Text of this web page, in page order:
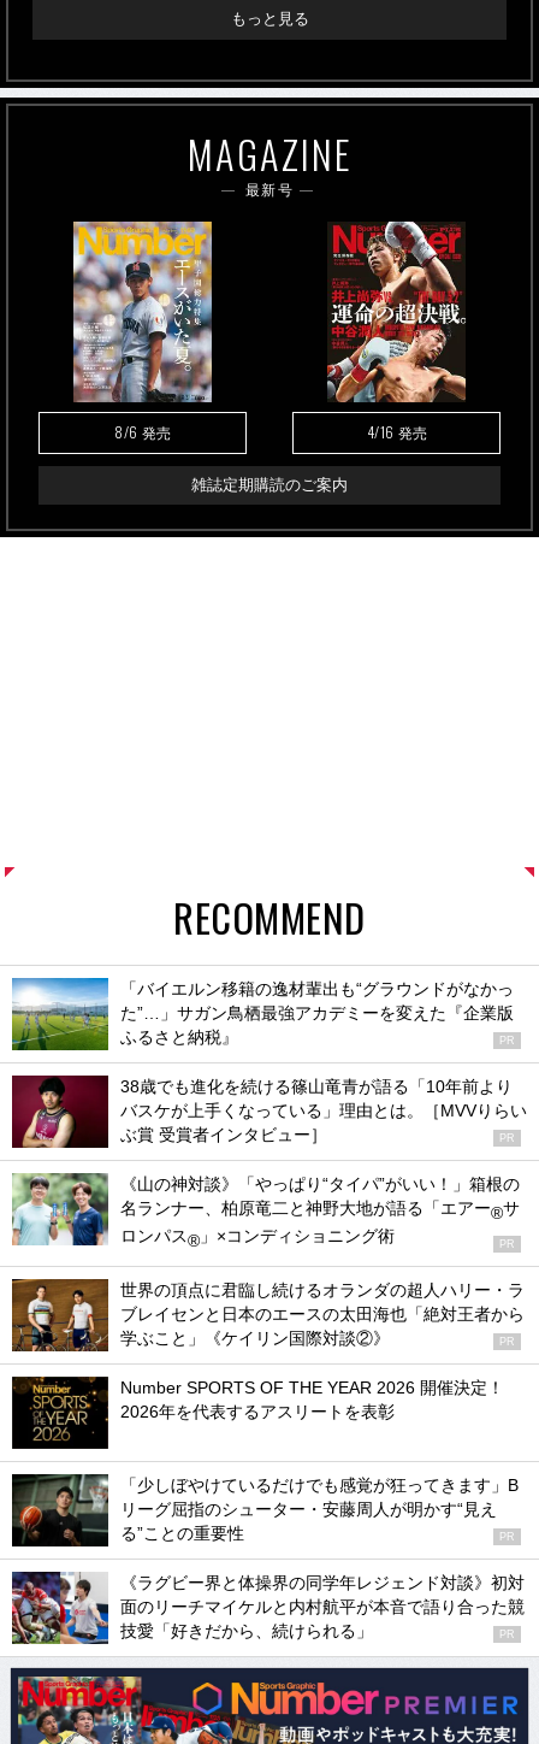
もっと見る
MAGAZINE
最新号
8/6 発売 4/16 発売
雑誌定期購読のご案内
RECOMMEND
「バイエルン移籍の逸材輩出も“グラウンドがなかっ
た”…」サガン鳥栖最強アカデミーを変えた『企業版
ふるさと納税』
PR
38歳でも進化を続ける篠山竜青が語る「10年前より
バスケが上手くなっている」理由とは。［MVVりらい
ぶ賞 受賞者インタビュー］
PR
《山の神対談》「やっぱり“タイパ”がいい！」箱根の
名ランナー、柏原竜二と神野大地が語る「エアー®サ
ロンパス® 」×コンディショニング術 PR
世界の頂点に君臨し続けるオランダの超人ハリー・ラ
ブレイセンと日本のエースの太田海也「絶対王者から
学ぶこと」《ケイリン国際対談②》
PR
Number SPORTS OF THE YEAR 2026 開催決定！
2026年を代表するアスリートを表彰
「少しぼやけているだけでも感覚が狂ってきます」B
リーグ屈指のシューター・安藤周人が明かす“見え
る”ことの重要性
PR
《ラグビー界と体操界の同学年レジェンド対談》初対
面のリーチマイケルと内村航平が本音で語り合った競
技愛「好きだから、続けられる」
PR